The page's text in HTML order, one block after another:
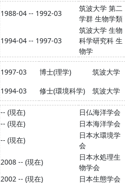
1988-04 -- 1992-03
筑波大学 第二
学群 生物学類
1994-04 -- 1997-03
筑波大学 生物
科学研究科 生
物学
1997-03 博士(理学)
筑波大学
1994-03
修士(環境科学) 筑波大学
-- (現在)
日仏海洋学会
-- (現在)
日本海洋学会
-- (現在)
日本水環境学
会
2008 -- (現在)
日本水処理生
物学会
2002 -- (現在)
日本生態学会